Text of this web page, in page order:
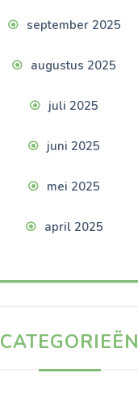
september 2025
augustus 2025
juli 2025
juni 2025
mei 2025
april 2025
CATEGORIEËN